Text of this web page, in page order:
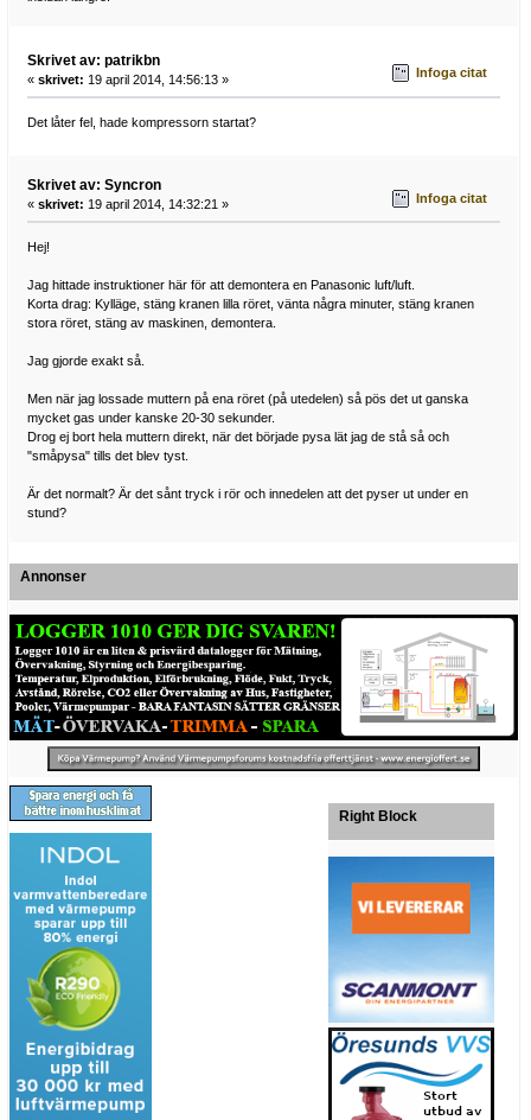
Skrivet av: patrikbn
« skrivet: 19 april 2014, 14:56:13 » Infoga citat
Det låter fel, hade kompressorn startat?
Skrivet av: Syncron
« skrivet: 19 april 2014, 14:32:21 » Infoga citat
Hej!
Jag hittade instruktioner här för att demontera en Panasonic luft/luft.
Korta drag: Kylläge, stäng kranen lilla röret, vänta några minuter, stäng kranen
stora röret, stäng av maskinen, demontera.
Jag gjorde exakt så.
Men när jag lossade muttern på ena röret (på utedelen) så pös det ut ganska
mycket gas under kanske 20-30 sekunder.
Drog ej bort hela muttern direkt, när det började pysa lät jag de stå så och
"småpysa" tills det blev tyst.
Är det normalt? Är det sånt tryck i rör och innedelen att det pyser ut under en
stund?
Annonser
Right Block